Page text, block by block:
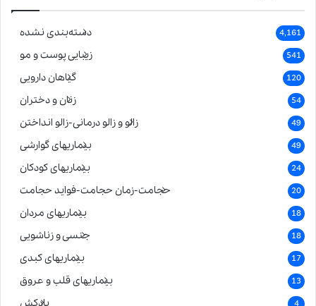
دسته‌بندی نشده 4,161
زیبایی پوست و مو 541
گیاهان دارویی 120
زنان و دختران 54
زالو و زالو درمانی-زالو انداختن 49
بیماریهای گوارشی 49
بیماریهای کودکان 24
حجامت-زمان حجامت-فواید حجامت 20
بیماریهای مردان 18
جنسی و زناشویی 18
بیماریهای کبدی 17
بیماریهای قلب و عروق 13
بادکش 4